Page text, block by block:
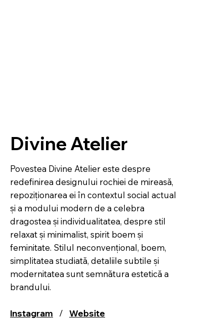
Divine Atelier
Povestea Divine Atelier este despre
redefinirea designului rochiei de mireasă,
repoziționarea ei în contextul social actual
și a modului modern de a celebra
dragostea și individualitatea, despre stil
relaxat și minimalist, spirit boem și
feminitate. Stilul neconvențional, boem,
simplitatea studiată, detaliile subtile și
modernitatea sunt semnătura estetică a
brandului.
Instagram / Website